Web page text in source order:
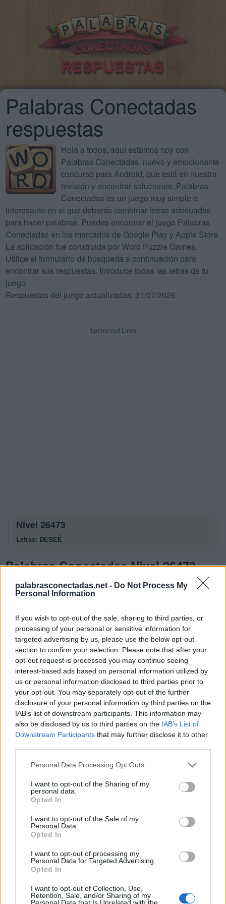
palabrasconectadas.net - Do Not Process My
Personal Information
If you wish to opt-out of the sale, sharing to third parties, or
processing of your personal or sensitive information for
targeted advertising by us, please use the below opt-out
section to confirm your selection. Please note that after your
opt-out request is processed you may continue seeing
interest-based ads based on personal information utilized by
us or personal information disclosed to third parties prior to
your opt-out. You may separately opt-out of the further
disclosure of your personal information by third parties on the
IAB’s list of downstream participants. This information may
also be disclosed by us to third parties on the IAB’s List of
Downstream Participants that may further disclose it to other
Personal Data Processing Opt Outs
I want to opt-out of the Sharing of my
personal data.
Opted In
I want to opt-out of the Sale of my
Personal Data.
Opted In
I want to opt-out of processing my
Personal Data for Targeted Advertising.
Opted In
I want to opt-out of Collection, Use,
Retention, Sale, and/or Sharing of my
Personal Data that Is Unrelated with the
Palabras Conectadas
respuestas
Hola a todos, aquí estamos hoy con
Palabras Conectadas, nuevo y emocionante
concurso para Android, que está en nuestra
revisión y encontrar soluciones. Palabras
Conectadas es un juego muy simple e
interesante en el que deberás combinar letras adecuadas
para hacer palabras. Puedes encontrar el juego Palabras
Conectadas en los mercados de Google Play y Apple Store.
La aplicación fue construida por Word Puzzle Games.
Utilice el formulario de búsqueda a continuación para
encontrar sus respuestas. Introduce todas las letras de tu
juego.
Respuestas del juego actualizadas: 31/07/2026
Sponsored Links
Nivel 26473
Letras: DESEÉ
Palabras Conectadas Nivel 26473
respuestas
La respuesta a este rompecabezas es:
D
E
S
E
S
E
S
E
D
S
E D
E
D
E S E
É
Palabras extra:
D
E S E
BUSCAR MÁS
RESPUESTAS
Por favor seleccione los niveles:
Palabras Conectadas Respuesta de nivel 26468
Palabras Conectadas Respuesta de nivel 26469
Palabras Conectadas Respuesta de nivel 26470
Palabras Conectadas Respuesta de nivel 26471
Palabras Conectadas Respuesta de nivel 26472
Palabras Conectadas Respuesta de nivel 26473